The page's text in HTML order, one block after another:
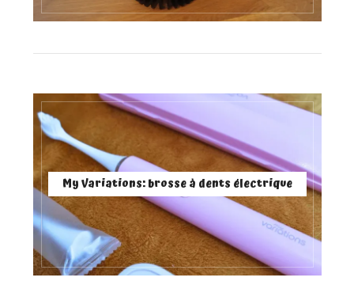
My Variations: brosse à dents électrique